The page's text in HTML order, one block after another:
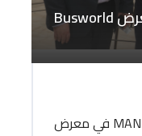
جيوشي تعزز شراكاتها في معرض Busworld
جيوشي تعزز شراكاتها مع شركة MAN في معرض